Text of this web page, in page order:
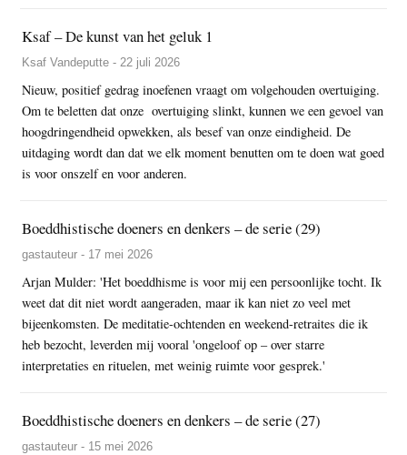
Ksaf – De kunst van het geluk 1
Ksaf Vandeputte - 22 juli 2026
Nieuw, positief gedrag inoefenen vraagt om volgehouden overtuiging.
Om te beletten dat onze overtuiging slinkt, kunnen we een gevoel van
hoogdringendheid opwekken, als besef van onze eindigheid. De
uitdaging wordt dan dat we elk moment benutten om te doen wat goed
is voor onszelf en voor anderen.
Boeddhistische doeners en denkers – de serie (29)
gastauteur - 17 mei 2026
Arjan Mulder: 'Het boeddhisme is voor mij een persoonlijke tocht. Ik
weet dat dit niet wordt aangeraden, maar ik kan niet zo veel met
bijeenkomsten. De meditatie-ochtenden en weekend-retraites die ik
heb bezocht, leverden mij vooral 'ongeloof op – over starre
interpretaties en rituelen, met weinig ruimte voor gesprek.'
Boeddhistische doeners en denkers – de serie (27)
gastauteur - 15 mei 2026